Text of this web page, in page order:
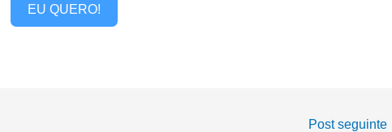
EU QUERO!
Post seguinte